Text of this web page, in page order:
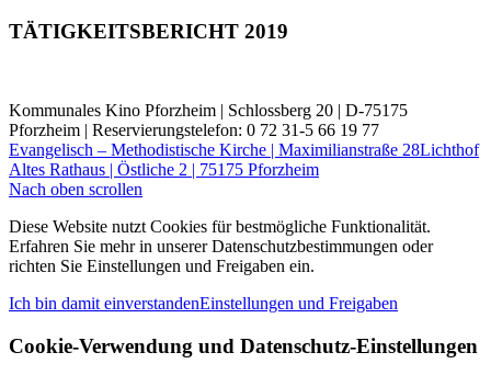
TÄTIGKEITSBERICHT 2019
Kommunales Kino Pforzheim | Schlossberg 20 | D-75175
Pforzheim | Reservierungstelefon: 0 72 31-5 66 19 77
Evangelisch – Methodistische Kirche | Maximilianstraße 28Lichthof
Altes Rathaus | Östliche 2 | 75175 Pforzheim
Nach oben scrollen
Diese Website nutzt Cookies für bestmögliche Funktionalität.
Erfahren Sie mehr in unserer Datenschutzbestimmungen oder
richten Sie Einstellungen und Freigaben ein.
Ich bin damit einverstandenEinstellungen und Freigaben
Cookie-Verwendung und Datenschutz-Einstellungen